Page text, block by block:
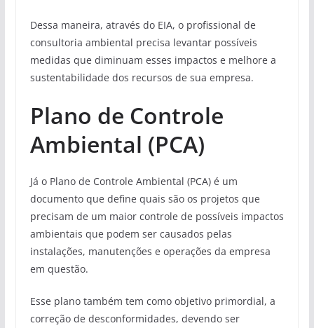
Dessa maneira, através do EIA, o profissional de
consultoria ambiental precisa levantar possíveis
medidas que diminuam esses impactos e melhore a
sustentabilidade dos recursos de sua empresa.
Plano de Controle
Ambiental (PCA)
Já o Plano de Controle Ambiental (PCA) é um
documento que define quais são os projetos que
precisam de um maior controle de possíveis impactos
ambientais que podem ser causados pelas
instalações, manutenções e operações da empresa
em questão.
Esse plano também tem como objetivo primordial, a
correção de desconformidades, devendo ser